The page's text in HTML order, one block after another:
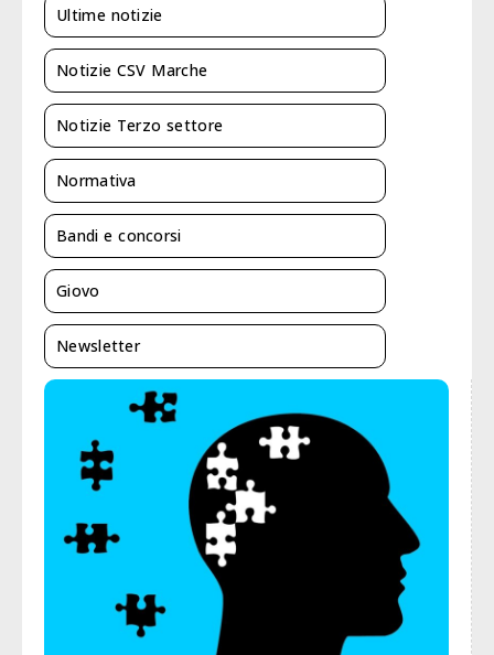
Ultime notizie
Notizie CSV Marche
Notizie Terzo settore
Normativa
Bandi e concorsi
Giovo
Newsletter